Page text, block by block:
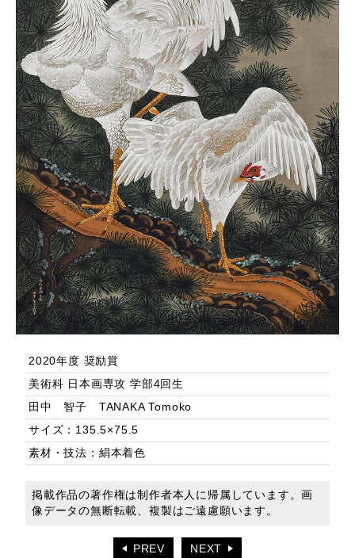
2020年度 奨励賞
美術科 日本画専攻 学部4回生
田中 智子 TANAKA Tomoko
サイズ：135.5×75.5
素材・技法：絹本着色
掲載作品の著作権は制作者本人に帰属しています。画
像データの無断転載、複製はご遠慮願います。
PREV NEXT